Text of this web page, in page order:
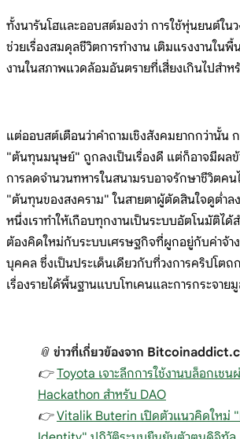
ทั้งนารันโฮและออบสต์มองว่า การใช้หุ่นยนต์ใน
ช่วยเรื่องสมดุลชีวิตการทำงาน เติมแรงงานใน
งานในสภาพแวดล้อมอันตรายที่เสี่ยงเกินไปสำ
แต่ออบสต์เตือนว่าคำถามเชิงสังคมยากกว่านั้น
"ต้นทุนมนุษย์" ถูกลงเป็นเรื่องดี แต่ก็อาจมีผลข้
การลดจำนวนทหารในสนามรบอาจรักษาชีวิตค
"ต้นทุนของสงคราม" ในสายตาผู้ตัดสินใจดูต่ำล
หนึ่งเราทำให้เกือบทุกงานเป็นระบบอัตโนมัติได้
ต้องคิดใหม่กับระบบเศรษฐกิจที่ผูกอยู่กับค่าจ้าง
บุคคล ซึ่งเป็นประเด็นเดียวกับที่วงการคริปโตถ
เรื่องรายได้พื้นฐานแบบโทเคนและการกระจาย
📎 ข่าวที่เกี่ยวข้องจาก
👉Toyota เจาะลึกการใช้งานบล็อกเชน
Hackathon สำหรับ DAO
👉Vitalik Buterin เปิดตัวแนวคิดใหม่